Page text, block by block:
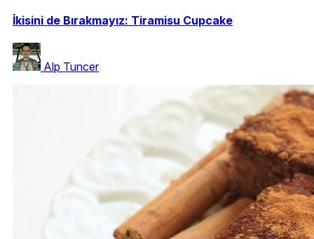
İkisini de Bırakmayız: Tiramisu Cupcake
Alp Tuncer